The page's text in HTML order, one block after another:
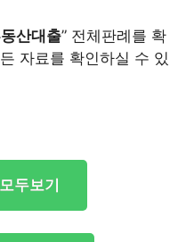
산대출” 전체판례를 확
자료를 확인하실 수 있
두보기